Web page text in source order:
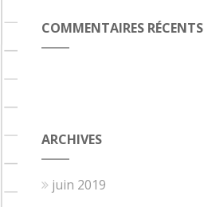
COMMENTAIRES RÉCENTS
ARCHIVES
juin 2019